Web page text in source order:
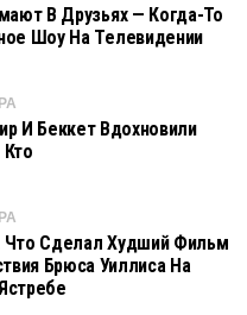
В Друзьях — Когда-То
Шоу На Телевидении
И Беккет Вдохновили
Что Сделал Худший Фильм
Брюса Уиллиса На